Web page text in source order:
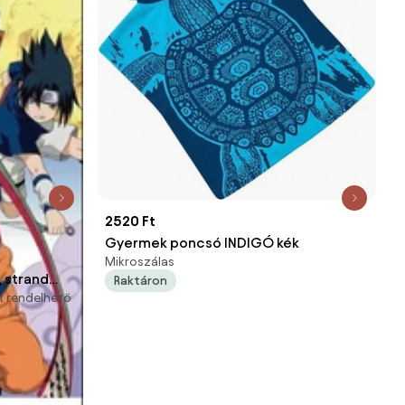
strand
rendelhető
2520 Ft
Gyermek poncsó INDIGÓ kék
Mikroszálas
Raktáron